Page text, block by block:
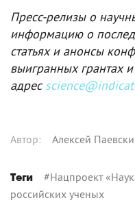
Пресс-релизы о
информацию о
статьях и анонсы
выигранных грантах
адрес
Автор: Алексей
Теги #Нацпроект
российских ученых